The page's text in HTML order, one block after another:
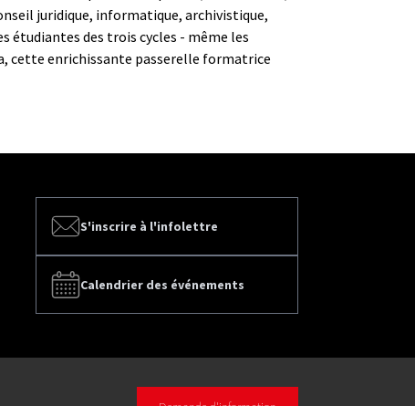
juridique, informatique, archivistique,
étudiantes des trois cycles - même les
cette enrichissante passerelle formatrice
S'inscrire à l'infolettre
Calendrier des événements